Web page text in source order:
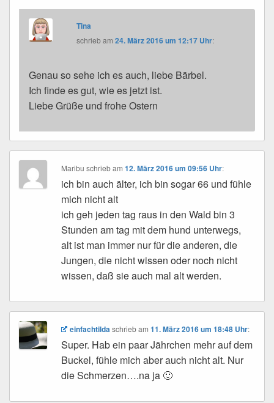
Tina
schriebam24. März 2016 um 12:17 Uhr:
Genau so sehe ich es auch, liebe Bärbel.
Ich finde es gut, wie es jetzt ist.
Liebe Grüße und frohe Ostern
Maribu schriebam12. März 2016 um 09:56 Uhr:
ich bin auch älter, ich bin sogar 66 und fühle
mich nicht alt
ich geh jeden tag raus in den Wald bin 3
Stunden am tag mit dem hund unterwegs,
alt ist man immer nur für die anderen, die
Jungen, die nicht wissen oder noch nicht
wissen, daß sie auch mal alt werden.
einfachtildaschriebam11. März 2016 um 18:48 Uhr:
Super. Hab ein paar Jährchen mehr auf dem
Buckel, fühle mich aber auch nicht alt. Nur
die Schmerzen….na ja 🙂